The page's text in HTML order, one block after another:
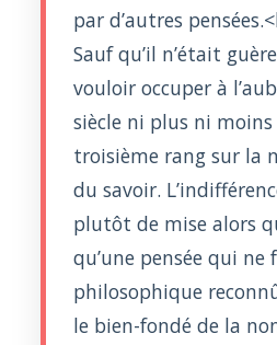
par d’autres
Sauf qu’il n’était
vouloir occuper à
siècle ni plus ni
troisième rang sur la
du savoir.
plutôt de mise alors
qu’une pensée qui
philosophique
le bien-fondé de la